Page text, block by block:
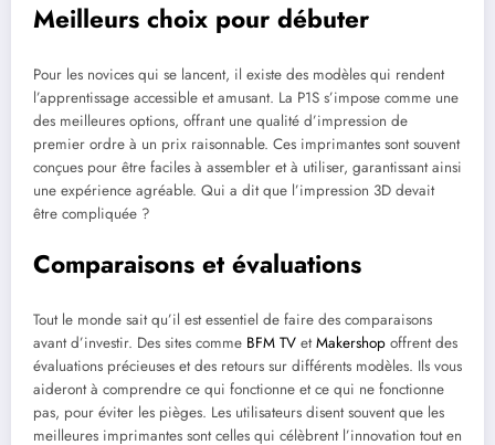
Meilleurs choix pour débuter
Pour les novices qui se lancent, il existe des modèles qui rendent
l’apprentissage accessible et amusant. La P1S s’impose comme une
des meilleures options, offrant une qualité d’impression de
premier ordre à un prix raisonnable. Ces imprimantes sont souvent
conçues pour être faciles à assembler et à utiliser, garantissant ainsi
une expérience agréable. Qui a dit que l’impression 3D devait
être compliquée ?
Comparaisons et évaluations
Tout le monde sait qu’il est essentiel de faire des comparaisons
avant d’investir. Des sites comme BFM TV etMakershop offrent des
évaluations précieuses et des retours sur différents modèles. Ils vous
aideront à comprendre ce qui fonctionne et ce qui ne fonctionne
pas, pour éviter les pièges. Les utilisateurs disent souvent que les
meilleures imprimantes sont celles qui célèbrent l’innovation tout en